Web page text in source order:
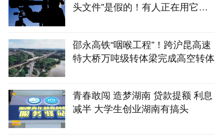
头文件”是假的！有人正在用它骗
邵永高铁“咽喉工程”！跨沪昆高速
特大桥万吨级转体梁完成高空转体
青春敢闯 造梦湖南 贷款提额 利息
减半 大学生创业湖南有搞头